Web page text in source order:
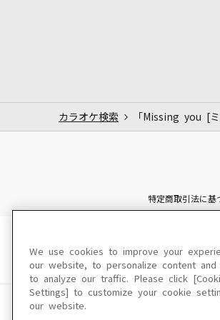
カラオケ検索 「Missing you [
特定商取引法に基
このサイトに掲
We use cookies to improve your
our website, to personalize content and
to analyze our traffic. Please click
Settings] to customize your cookie
our website.